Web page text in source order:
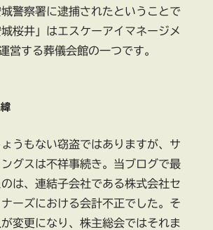
警察署に逮捕されたということで
桜井」はエスケーアイマネージメ
営する葬儀会館の一つです。
うもない窃盗ではありますが、サ
グスは不祥事続き。当ブログで最
は、連結子会社である株式会社セ
ーズにおける会計不正でした。そ
変更になり、株主総会ではそれま